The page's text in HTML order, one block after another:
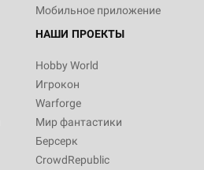
Мобильное приложение
НАШИ ПРОЕКТЫ
Hobby World
Игрокон
Warforge
Мир фантастики
Берсерк
CrowdRepublic